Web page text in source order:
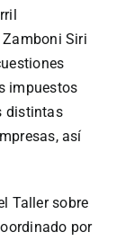
Zamboni Siri
impuestos
distintas
así
Taller sobre
por